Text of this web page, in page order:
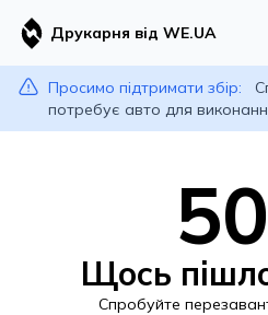
Друкарня від WE.UA
Просимо підтримати збір:
потребує авто для
Щось
Спробуйте